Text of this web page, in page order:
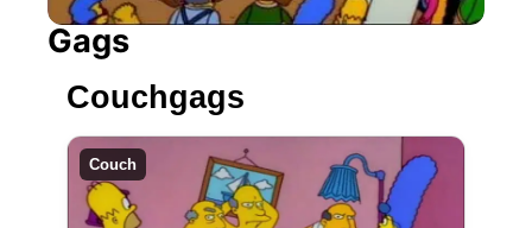
Gags
Couchgags
Couch